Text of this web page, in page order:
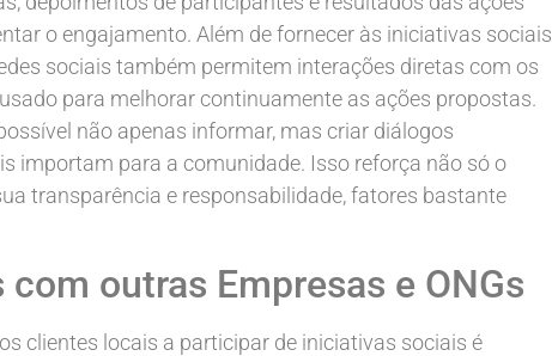
o engajamento. Além de fornecer às iniciativas sociais
sociais também permitem interações diretas com os
para melhorar continuamente as ações propostas.
não apenas informar, mas criar diálogos
importam para a comunidade. Isso reforça não só o
transparência e responsabilidade, fatores bastante
outras Empresas e ONGs
clientes locais a participar de iniciativas sociais é